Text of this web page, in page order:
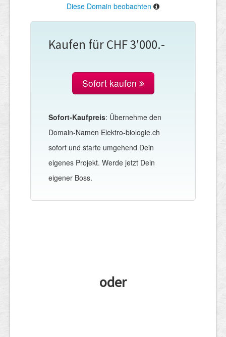
Diese Domain beobachten
Kaufen für CHF 3'000.-
Sofort kaufen
Sofort-Kaufpreis: Übernehme den
Domain-Namen Elektro-biologie.ch
sofort und starte umgehend Dein
eigenes Projekt. Werde jetzt Dein
eigener Boss.
oder